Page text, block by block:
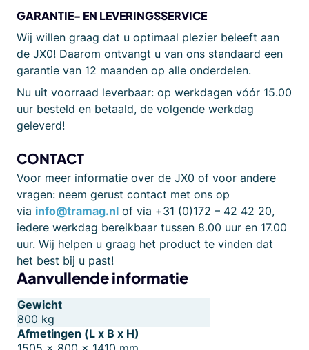
GARANTIE- EN LEVERINGSSERVICE
Wij willen graag dat u optimaal plezier beleeft aan
de JX0! Daarom ontvangt u van ons standaard een
garantie van 12 maanden op alle onderdelen.
Nu uit voorraad leverbaar: op werkdagen vóór 15.00
uur besteld en betaald, de volgende werkdag
geleverd!
CONTACT
Voor meer informatie over de JX0 of voor andere
vragen: neem gerust contact met ons op
via info@tramag.nl of via +31 (0)172 – 42 42 20,
iedere werkdag bereikbaar tussen 8.00 uur en 17.00
uur. Wij helpen u graag het product te vinden dat
het best bij u past!
Aanvullende informatie
Gewicht
800 kg
Afmetingen (L x B x H)